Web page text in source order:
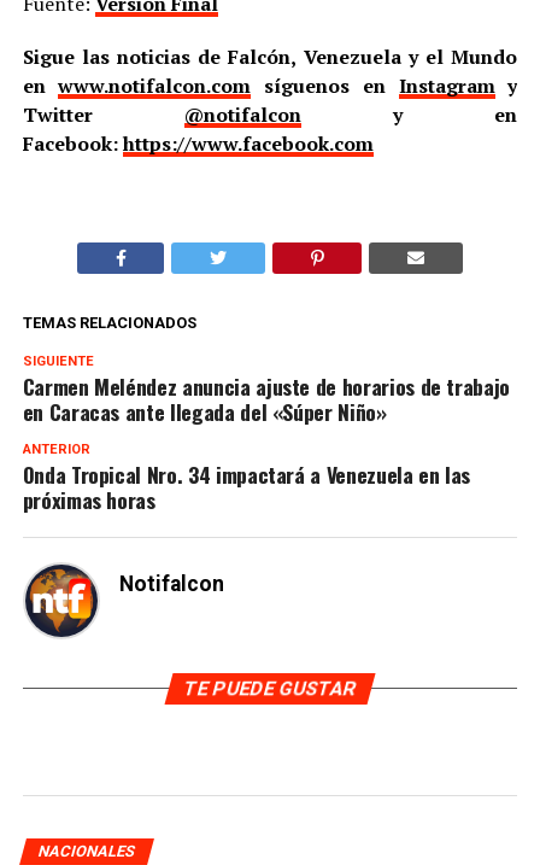
Sigue las noticias de Falcón, Venezuela y el Mundo
enwww.notifalcon.com síguenos en Instagramy
Twitter @notifalcony en
Facebook:https://www.facebook.com
TEMAS RELACIONADOS
SIGUIENTE
Carmen Meléndez anuncia ajuste de horarios de trabajo
en Caracas ante llegada del «Súper Niño»
ANTERIOR
Onda Tropical Nro. 34 impactará a Venezuela en las
próximas horas
Notifalcon
TE PUEDE GUSTAR
NACIONALES